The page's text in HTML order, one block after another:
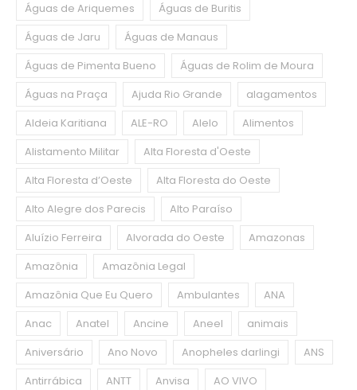
Águas de Ariquemes
Águas de Buritis
Águas de Jaru
Águas de Manaus
Águas de Pimenta Bueno
Águas de Rolim de Moura
Águas na Praça
Ajuda Rio Grande
alagamentos
Aldeia Karitiana
ALE-RO Alelo
Alimentos
Alistamento Militar
Alta Floresta d'Oeste
Alta Floresta d’Oeste
Alta Floresta do Oeste
Alto Alegre dos Parecis
Alto Paraíso
Aluízio Ferreira
Alvorada do Oeste
Amazonas
Amazônia
Amazônia Legal
Amazônia Que Eu Quero
Ambulantes
ANA
Anac
Anatel Ancine Aneel
animais
Aniversário
Ano Novo Anopheles darlingi
ANS
Antirrábica
ANTT Anvisa
AO VIVO